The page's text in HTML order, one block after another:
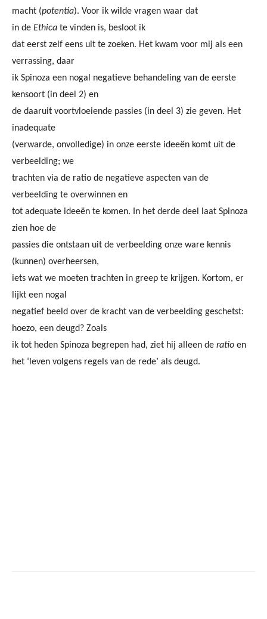
macht (potentia). Voor ik wilde vragen waar dat
in de Ethica te vinden is, besloot ik
dat eerst zelf eens uit te zoeken. Het kwam voor mij als een
verrassing, daar
ik Spinoza een nogal negatieve behandeling van de eerste
kensoort (in deel 2) en
de daaruit voortvloeiende passies (in deel 3) zie geven. Het
inadequate
(verwarde, onvolledige) in onze eerste ideeën komt uit de
verbeelding; we
trachten via de ratio de negatieve aspecten van de
verbeelding te overwinnen en
tot adequate ideeën te komen. In het derde deel laat Spinoza
zien hoe de
passies die ontstaan uit de verbeelding onze ware kennis
(kunnen) overheersen,
iets wat we moeten trachten in greep te krijgen. Kortom, er
lijkt een nogal
negatief beeld over de kracht van de verbeelding geschetst:
hoezo, een deugd? Zoals
ik tot heden Spinoza begrepen had, ziet hij alleen de ratio en
het ‘leven volgens regels van de rede’ als deugd.